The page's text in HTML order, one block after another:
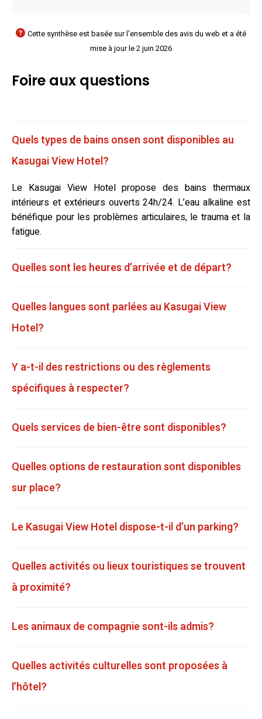
Cette synthèse est basée sur l'ensemble des avis du web et a été
mise à jour le 2 juin 2026
Foire aux questions
Quels types de bains onsen sont disponibles au
Kasugai View Hotel?
Le Kasugai View Hotel propose des bains thermaux
intérieurs et extérieurs ouverts 24h/24. L’eau alkaline est
bénéfique pour les problèmes articulaires, le trauma et la
fatigue.
Quelles sont les heures d’arrivée et de départ?
Quelles langues sont parlées au Kasugai View
Hotel?
Y a-t-il des restrictions ou des règlements
spécifiques à respecter?
Quels services de bien-être sont disponibles?
Quelles options de restauration sont disponibles
sur place?
Le Kasugai View Hotel dispose-t-il d’un parking?
Quelles activités ou lieux touristiques se trouvent
à proximité?
Les animaux de compagnie sont-ils admis?
Quelles activités culturelles sont proposées à
l’hôtel?